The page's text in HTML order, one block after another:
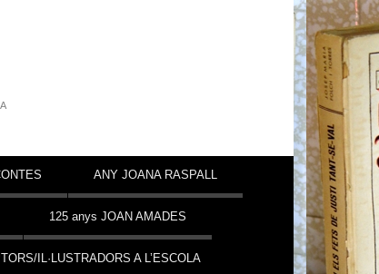
ANY JOANA RASPALL
125 anys JOAN AMADES
IL·LUSTRADORS A L’ESCOLA